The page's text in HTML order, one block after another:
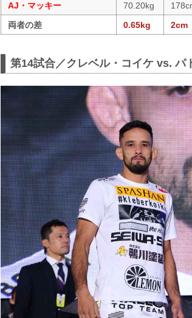
AJ・マッキー
70.20kg
両者の差
0.65kg 2cm
第14試合／クレベル・コイケ vs. パ